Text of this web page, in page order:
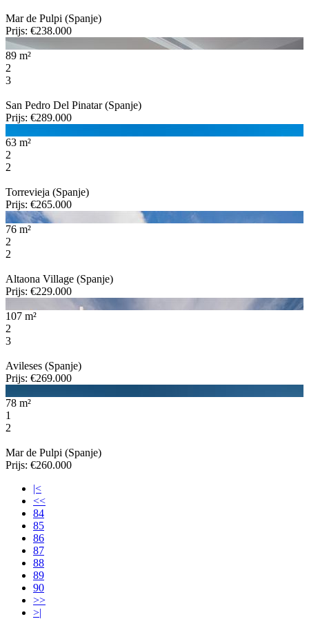
Mar de Pulpi (Spanje)
Prijs: €238.000
89 m²
2
3
San Pedro Del Pinatar (Spanje)
Prijs: €289.000
63 m²
2
2
Torrevieja (Spanje)
Prijs: €265.000
76 m²
2
2
Altaona Village (Spanje)
Prijs: €229.000
107 m²
2
3
Avileses (Spanje)
Prijs: €269.000
78 m²
1
2
Mar de Pulpi (Spanje)
Prijs: €260.000
|<
<<
84
85
86
87
88
89
90
>>
>|